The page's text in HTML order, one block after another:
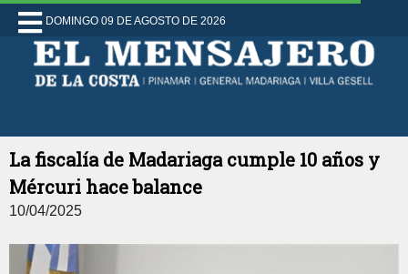
DOMINGO 09 DE AGOSTO DE 2026
La fiscalía de Madariaga cumple 10 años y
Mércuri hace balance
10/04/2025